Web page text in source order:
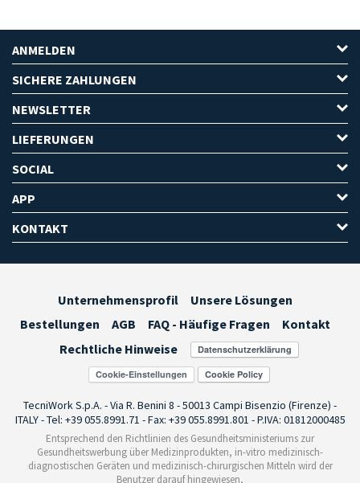
ANMELDEN
SICHERE ZAHLUNGEN
NEWSLETTER
LIEFERUNGEN
SOCIAL
APP
KONTAKT
Unternehmensprofil
Unsere Lösungen
Bestellungen
AGB FAQ - Häufige Fragen
Kontakt
Rechtliche Hinweise
Cookie-Einstellungen
TecniWork S.p.A. - Via R. Benini 8 - 50013 Campi Bisenzio (Firenze) -
ITALY - Tel: +39 055.8991.71 - Fax: +39 055.8991.801 - P.IVA: 01812000485
Entsprechend den Richtlinien des Gesundheitsministeriums zur
Gesundheitswerbung über Medizinprodukten, in-vitro medizinisch-
diagnostischen Geräten und medizinisch-chirurgischen Mitteln wird der
Benutzer darauf hingewiesen,